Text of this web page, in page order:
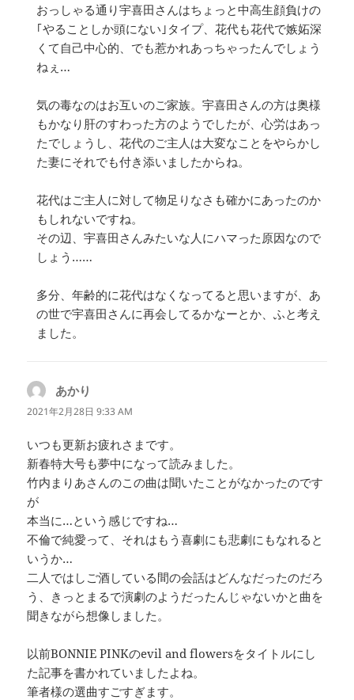
おっしゃる通り宇喜田さんはちょっと中高生顔負けの
｢やることしか頭にない｣タイプ、花代も花代で嫉妬深
くて自己中心的、でも惹かれあっちゃったんでしょう
ねぇ…
気の毒なのはお互いのご家族。宇喜田さんの方は奥様
もかなり肝のすわった方のようでしたが、心労はあっ
たでしょうし、花代のご主人は大変なことをやらかし
た妻にそれでも付き添いましたからね。
花代はご主人に対して物足りなさも確かにあったのか
もしれないですね。
その辺、宇喜田さんみたいな人にハマった原因なので
しょう……
多分、年齢的に花代はなくなってると思いますが、あ
の世で宇喜田さんに再会してるかなーとか、ふと考え
ました。
あかり
り:
2021年2月28日 9:33 AM
いつも更新お疲れさまです。
新春特大号も夢中になって読みました。
竹内まりあさんのこの曲は聞いたことがなかったのです
が
本当に…という感じですね…
不倫で純愛って、それはもう喜劇にも悲劇にもなれると
いうか…
二人ではしご酒している間の会話はどんなだったのだろ
う、きっとまるで演劇のようだったんじゃないかと曲を
聞きながら想像しました。
以前BONNIE PINKのevil and flowersをタイトルにし
た記事を書かれていましたよね。
筆者様の選曲すごすぎます。